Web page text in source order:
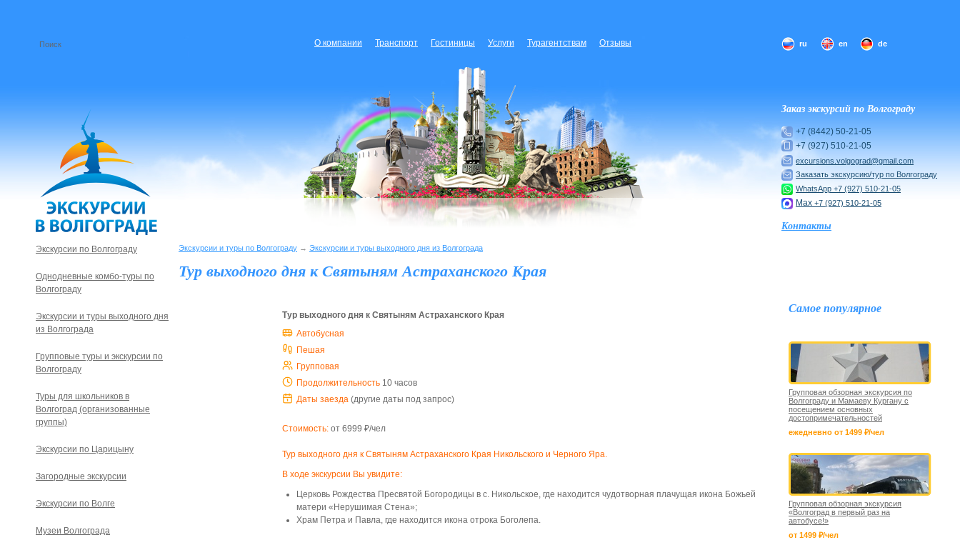
О компании Транспорт Гостиницы Услуги Турагентствам Отзывы ru en de
Заказ экскурсий по Волгограду
+7 (8442) 50-21-05
+7 (927) 510-21-05
excursions.volgograd@gmail.com
Заказать экскурсию/тур по Волгограду
WhatsApp +7 (927) 510-21-05
Max +7 (927) 510-21-05
Контакты
Экскурсии и туры по Волгограду → Экскурсии и туры выходного дня из Волгограда
Тур выходного дня к Святыням Астраханского Края
Тур выходного дня к Святыням Астраханского Края
Автобусная
Пешая
Групповая
Продолжительность 10 часов
Даты заезда (другие даты под запрос)
Стоимость: от 6999 ₽/чел
Тур выходного дня к Святыням Астраханского Края Никольского и Черного Яра.
В ходе экскурсии Вы увидите:
Церковь Рождества Пресвятой Богородицы в с. Никольское, где находится чудотворная плачущая икона Божьей
матери «Нерушимая Стена»;
Храм Петра и Павла, где находится икона отрока Боголепа.
Экскурсии по Волгограду
Однодневные комбо-туры по
Волгограду
Экскурсии и туры выходного дня
из Волгограда
Групповые туры и экскурсии по
Волгограду
Туры для школьников в
Волгоград (организованные
группы)
Экскурсии по Царицыну
Загородные экскурсии
Экскурсии по Волге
Музеи Волгограда
Самое популярное
Групповая обзорная экскурсия по
Волгограду и Мамаеву Кургану с
посещением основных
достопримечательностей
ежедневно от 1499 ₽/чел
Групповая обзорная экскурсия
«Волгоград в первый раз на
автобусе!»
от 1499 ₽/чел